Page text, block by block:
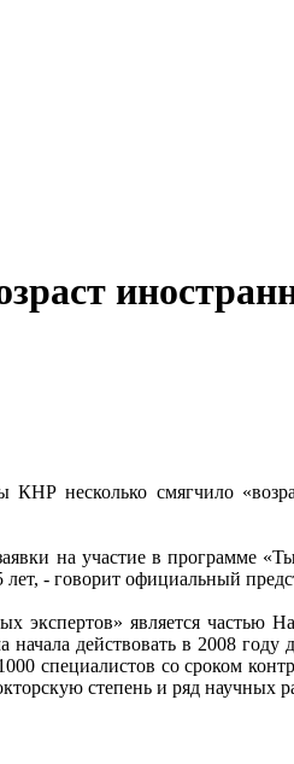
КНР несколько смягчило
на участие в программе
- говорит официальный
экспертов» является
действовать в 2008 году
специалистов со сроком
степень и ряд научных